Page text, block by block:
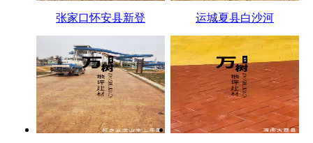
张家口怀安县新登 运城夏县白沙河